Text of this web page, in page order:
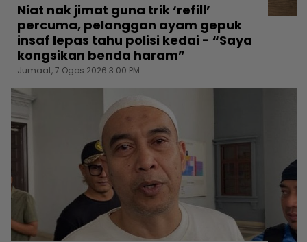
Niat nak jimat guna trik ‘refill’
percuma, pelanggan ayam gepuk
insaf lepas tahu polisi kedai - “Saya
kongsikan benda haram”
Jumaat, 7 Ogos 2026 3:00 PM